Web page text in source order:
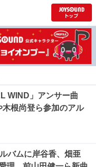
WIND」アンサー曲
木根尚登ら参加のアル
バムに岸谷香、畑亜